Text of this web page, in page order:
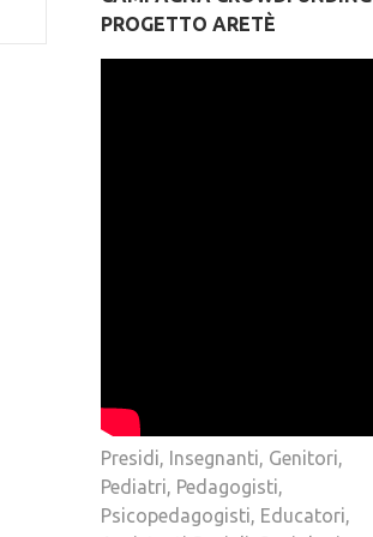
PROGETTO ARETÈ
Presidi, Insegnanti, Genitori,
Pediatri, Pedagogisti,
Psicopedagogisti, Educatori,